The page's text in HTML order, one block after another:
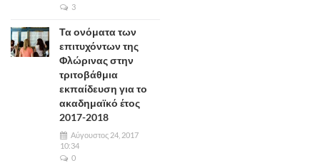
3
Τα ονόματα των
επιτυχόντων της
Φλώρινας στην
τριτοβάθμια
εκπαίδευση για το
ακαδημαϊκό έτος
2017-2018
Αύγουστος 24, 2017
10:34
0